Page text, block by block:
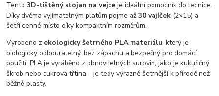
Tento3D-tištěný stojan na vejce je ideální pomocník do lednice.
Díky dvěma vyjímatelným platům pojme až30 vajíček (2×15) a
šetří cenné místo díky kompaktním rozměrům.
Vyrobeno z ekologicky šetrného PLA materiálu, který je
biologicky odbouratelný, bez zápachu a bezpečný pro domácí
použití. PLA je vyráběno z obnovitelných surovin, jako je kukuřičný
škrob nebo cukrová třtina – je tedy výrazně šetrnější k přírodě než
běžné plasty.